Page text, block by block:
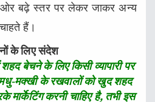
ओर बढ़े स्तर पर लेकर जाकर अन्य
हैं।
के लिए संदेश
बेचने के लिए किसी व्यापारी पर
मधु-मक्खी के रखवालों को खुद शहद
करनी चाहिए है, तभी इस